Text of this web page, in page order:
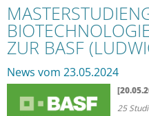
ZUR BASF
News vom 23.05.2024
25